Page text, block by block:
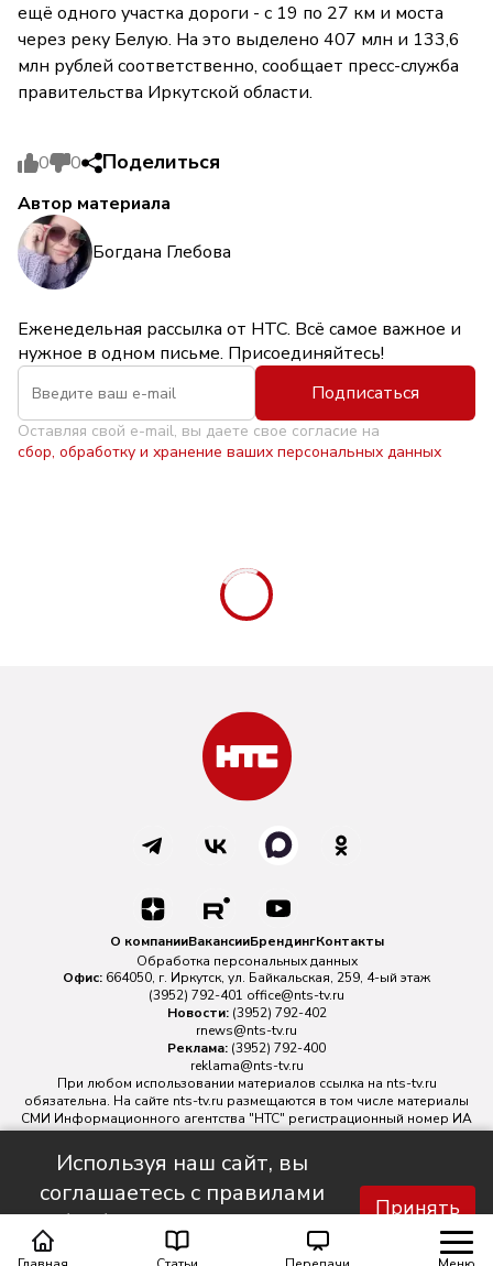
ещё одного участка дороги - с 19 по 27 км и моста
через реку Белую. На это выделено 407 млн и 133,6
млн рублей соответственно, сообщает пресс-служба
правительства Иркутской области.
0 0 Поделиться
Автор материала
Богдана Глебова
Еженедельная рассылка от НТС. Всё самое важное и
нужное в одном письме. Присоединяйтесь!
Подписаться
Оставляя свой e-mail, вы даете свое согласие на
сбор, обработку и хранение ваших персональных данных
Используя наш сайт, вы
соглашаетесь с правилами
обработки персональных
данных.
Принять
О компанииВакансииБрендингКонтакты
Обработка персональных данных
Офис: 664050, г. Иркутск, ул. Байкальская, 259, 4-ый этаж
(3952) 792-401 office@nts-tv.ru
Новости: (3952) 792-402
rnews@nts-tv.ru
Реклама: (3952) 792-400
reklama@nts-tv.ru
При любом использовании материалов ссылка на nts-tv.ru
обязательна. На сайте nts-tv.ru размещаются в том числе материалы
СМИ Информационного агентства "НТС" регистрационный номер ИА
№ ФС 77 - 88763 зарегистрировано Федеральной службой по
надзору в сфере связи, информационных технологий и массовых
коммуникаций.
Главный редактор ИА "НТС" Иштулкин Евгений Александрович16+